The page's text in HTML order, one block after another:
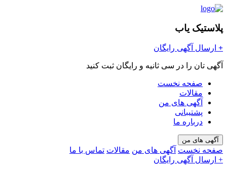
پلاستیک یاب
+ ارسال آگهی رایگان
آگهی تان را در سی ثانیه و رایگان ثبت کنید
صفحه نخست
مقالات
آگهی های من
پشتیبانی
درباره ما
آگهی های من
صفحه نخست آگهی های من مقالات تماس با ما
+ ارسال آگهی رایگان